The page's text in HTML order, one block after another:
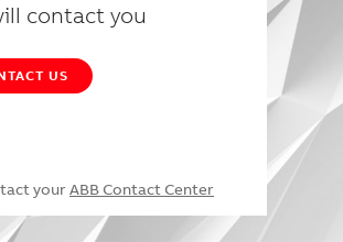
contact you
US
your ABB Contact Center